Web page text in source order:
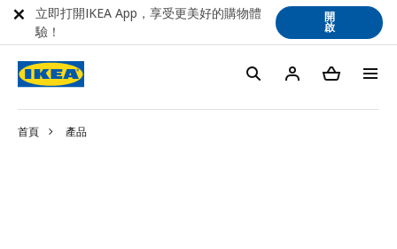
首頁 產品
立即打開IKEA App，享受更美好的購物體
驗！
開
啟